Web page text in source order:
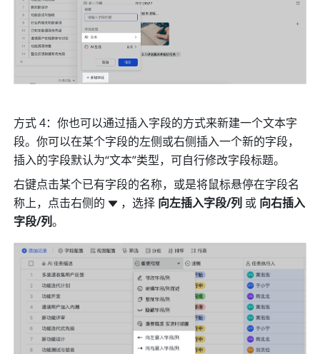
方式 4：你也可以通过插入字段的方式来新建一个文本字
段。你可以在某个字段的左侧或右侧插入一个新的字段，
插入的字段默认为“文本”类型，可自行修改字段标题。
右键点击某个已有字段的名称，或是将鼠标悬停在字段名
称上，点击右侧的
，选择 向左插入字段/列 或 向右插入
字段/列。